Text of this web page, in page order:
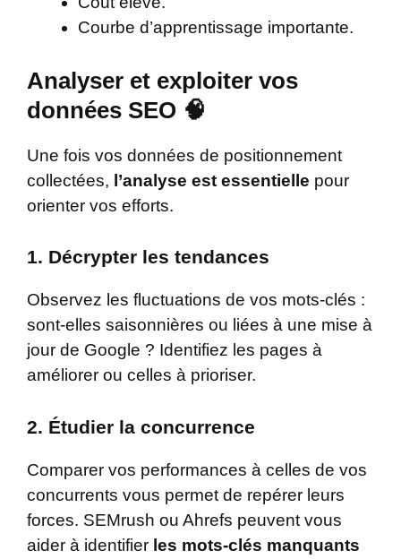
Courbe d’apprentissage importante.
Analyser et exploiter vos
données SEO 🧠
Une fois vos données de positionnement
collectées, l’analyse est essentielle pour
orienter vos efforts.
1. Décrypter les tendances
Observez les fluctuations de vos mots-clés :
sont-elles saisonnières ou liées à une mise à
jour de Google ? Identifiez les pages à
améliorer ou celles à prioriser.
2. Étudier la concurrence
Comparer vos performances à celles de vos
concurrents vous permet de repérer leurs
forces. SEMrush ou Ahrefs peuvent vous
aider à identifier les mots-clés manquants